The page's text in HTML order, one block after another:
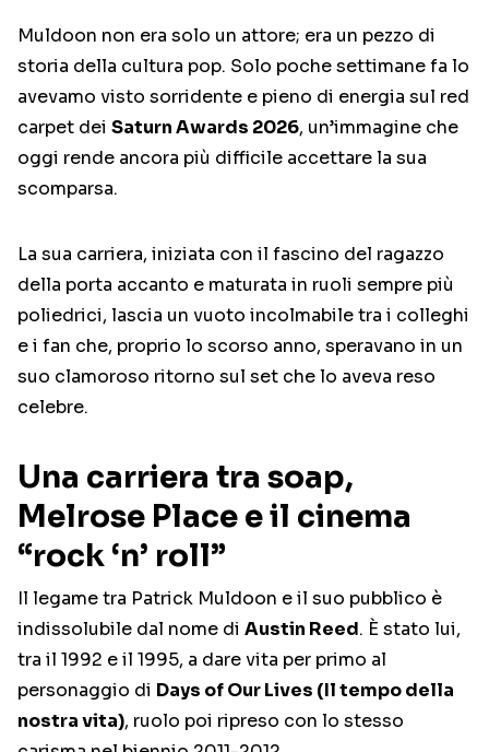
Muldoon non era solo un attore; era un pezzo di
storia della cultura pop. Solo poche settimane fa lo
avevamo visto sorridente e pieno di energia sul red
carpet dei Saturn Awards 2026, un’immagine che
oggi rende ancora più difficile accettare la sua
scomparsa.
La sua carriera, iniziata con il fascino del ragazzo
della porta accanto e maturata in ruoli sempre più
poliedrici, lascia un vuoto incolmabile tra i colleghi
e i fan che, proprio lo scorso anno, speravano in un
suo clamoroso ritorno sul set che lo aveva reso
celebre.
Una carriera tra soap,
Melrose Place e il cinema
“rock ‘n’ roll”
Il legame tra Patrick Muldoon e il suo pubblico è
indissolubile dal nome di Austin Reed. È stato lui,
tra il 1992 e il 1995, a dare vita per primo al
personaggio di Days of Our Lives (Il tempo della
nostra vita), ruolo poi ripreso con lo stesso